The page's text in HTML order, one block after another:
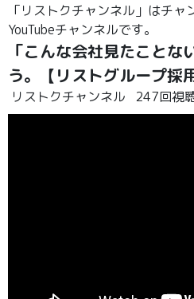
「リストクチャンネル」はチ
YouTubeチャンネルです。
「こんな会社見たことな
う。【リストグループ採
リストクチャンネル 247回視